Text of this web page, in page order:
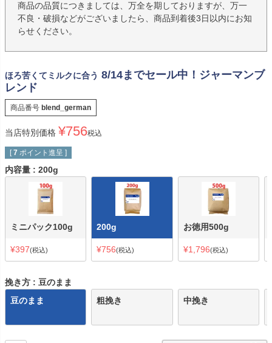
商品の品質につきましては、万全を期しておりますが、万一
不良・破損などがございましたら、商品到着後3日以内にお知
らせください。
ほろ苦くてミルクに合う 8/14までセール中！ジャーマンブ
レンド
商品番号 blend_german
当店特別価格 ¥756税込
[ 7 ポイント進呈 ]
内容量 200g
ミニパック100g
¥397 税込
200g
¥756 税込
お徳用500g
¥1,796 税込
挽き方
豆のまま
豆のまま
粗挽き 中挽き